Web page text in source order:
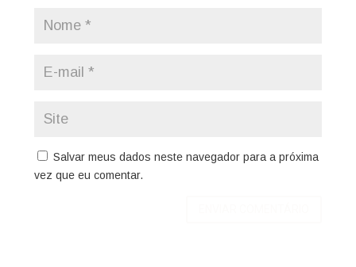
Salvar meus dados neste navegador para a próxima
vez que eu comentar.